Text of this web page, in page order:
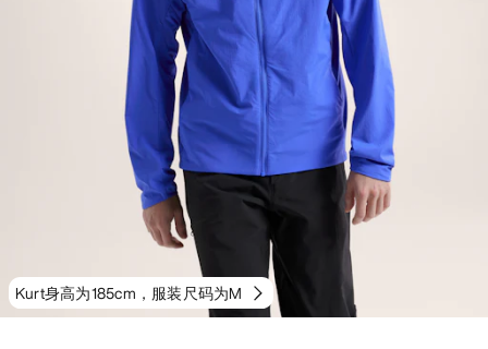
Kurt身高为185cm，服装尺码为M